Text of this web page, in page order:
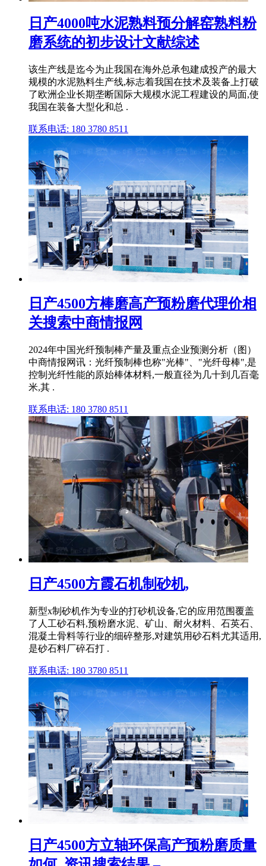
日产4000吨水泥熟料预分解窑熟料粉
磨系统的初步设计文献综述
该生产线是迄今为止我国在海外总承包建成投产的最大
规模的水泥熟料生产线,标志着我国在技术及装备上打破
了欧洲企业长期垄断国际大规模水泥工程建设的局面,使
我国在装备大型化和总 .
联系电话: 180 3780 8511
日产4500方棒磨高产预粉磨代理价相
关搜索中商情报网
2024年中国光纤预制棒产量及重点企业预测分析（图）
中商情报网讯：光纤预制棒也称"光棒"、"光纤母棒",是
控制光纤性能的原始棒体材料,一般直径为几十到几百毫
米,其 .
联系电话: 180 3780 8511
日产4500方霞石机制砂机,
新型x制砂机作为专业的打砂机设备,它的应用范围覆盖
了人工砂石料,预粉磨水泥、矿山、耐火材料、石英石、
混凝土骨料等行业的细碎整形,对建筑用砂石料尤其适用,
是砂石料厂碎石打 .
联系电话: 180 3780 8511
日产4500方立轴环保高产预粉磨质量